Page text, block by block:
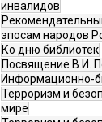
инвалидов
эпосам народов
Ко дню библиотек
Посвящение В.И.
Информационно-
Терроризм и
мире